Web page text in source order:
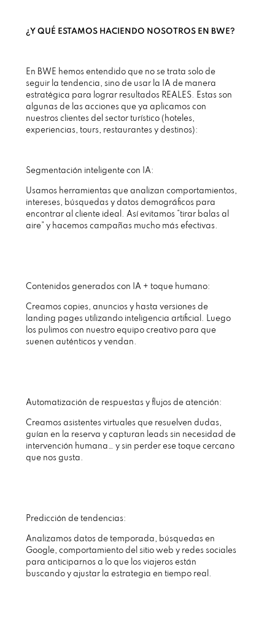
¿Y QUÉ ESTAMOS HACIENDO NOSOTROS EN BWE?
En BWE hemos entendido que no se trata solo de
seguir la tendencia, sino de usar la IA de manera
estratégica para lograr resultados REALES. Estas son
algunas de las acciones que ya aplicamos con
nuestros clientes del sector turístico (hoteles,
experiencias, tours, restaurantes y destinos):
Segmentación inteligente con IA:
Usamos herramientas que analizan comportamientos,
intereses, búsquedas y datos demográficos para
encontrar al cliente ideal. Así evitamos “tirar balas al
aire” y hacemos campañas mucho más efectivas.
Contenidos generados con IA + toque humano:
Creamos copies, anuncios y hasta versiones de
landing pages utilizando inteligencia artificial. Luego
los pulimos con nuestro equipo creativo para que
suenen auténticos y vendan.
Automatización de respuestas y flujos de atención:
Creamos asistentes virtuales que resuelven dudas,
guían en la reserva y capturan leads sin necesidad de
intervención humana… y sin perder ese toque cercano
que nos gusta.
Predicción de tendencias:
Analizamos datos de temporada, búsquedas en
Google, comportamiento del sitio web y redes sociales
para anticiparnos a lo que los viajeros están
buscando y ajustar la estrategia en tiempo real.